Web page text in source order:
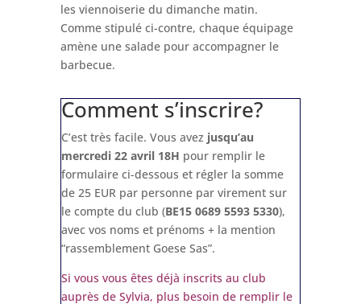
les viennoiserie du dimanche matin.
Comme stipulé ci-contre, chaque équipage
amène une salade pour accompagner le
barbecue.
Comment s’inscrire?
C’est très facile. Vous avez jusqu’au
mercredi 22 avril 18H pour remplir le
formulaire ci-dessous et régler la somme
de 25 EUR par personne par virement sur
le compte du club (BE15 0689 5593 5330),
avec vos noms et prénoms + la mention
“rassemblement Goese Sas”.
Si vous vous êtes déjà inscrits au club
auprès de Sylvia, plus besoin de remplir le